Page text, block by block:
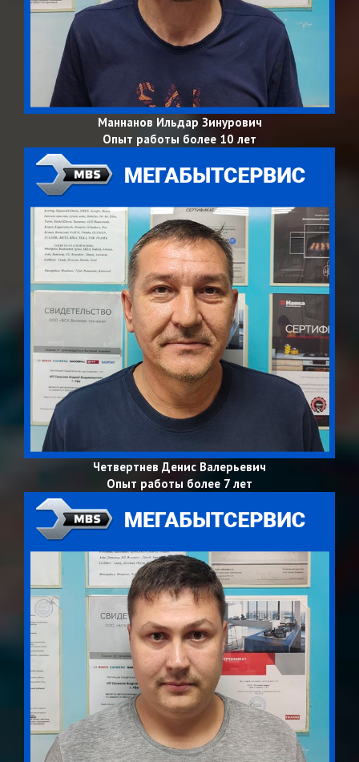
Маннанов Ильдар Зинурович
Опыт работы более 10 лет
Четвертнев Денис Валерьевич
Опыт работы более 7 лет